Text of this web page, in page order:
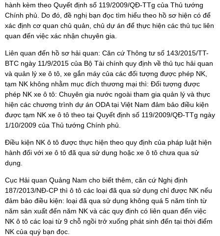
hành kèm theo Quyết định số 119/2009/QĐ-TTg của Thủ tướng
Chính phủ. Do đó, đề nghị bạn đọc tìm hiểu theo hồ sơ hiện có để
xác định cơ quan chủ quản, chủ dự án để thực hiện các thủ tục liên
quan đến việc xác nhận chuyên gia.
Liên quan đến hồ sơ hải quan: Căn cứ Thông tư số 143/2015/TT-
BTC ngày 11/9/2015 của Bộ Tài chính quy định về thủ tục hải quan
và quản lý xe ô tô, xe gắn máy của các đối tượng được phép NK,
tạm NK không nhằm mục đích thương mại thì: Đối tượng được
phép NK xe ô tô: Chuyên gia nước ngoài tham gia quản lý và thực
hiện các chương trình dự án ODA tại Việt Nam đảm bảo điều kiện
được tạm NK xe ô tô theo tại Quyết định số 119/2009/QĐ-TTg ngày
1/10/2009 của Thủ tướng Chính phủ.
Điều kiện NK ô tô được thực hiện theo quy định của pháp luật hiện
hành đối với xe ô tô đã qua sử dụng hoặc xe ô tô chưa qua sử
dụng.
Cục Hải quan Quảng Nam cho biết thêm, căn cứ Nghị định
187/2013/NĐ-CP thì ô tô các loại đã qua sử dụng chỉ được NK nếu
đảm bảo điều kiện: loại đã qua sử dụng không quá 5 năm tính từ
năm sản xuất đến năm NK và các quy định có liên quan đến việc
NK ô tô các loại từ 9 chỗ ngồi trở xuống phát sinh đến tại thời điểm
NK của quý bạn đọc.